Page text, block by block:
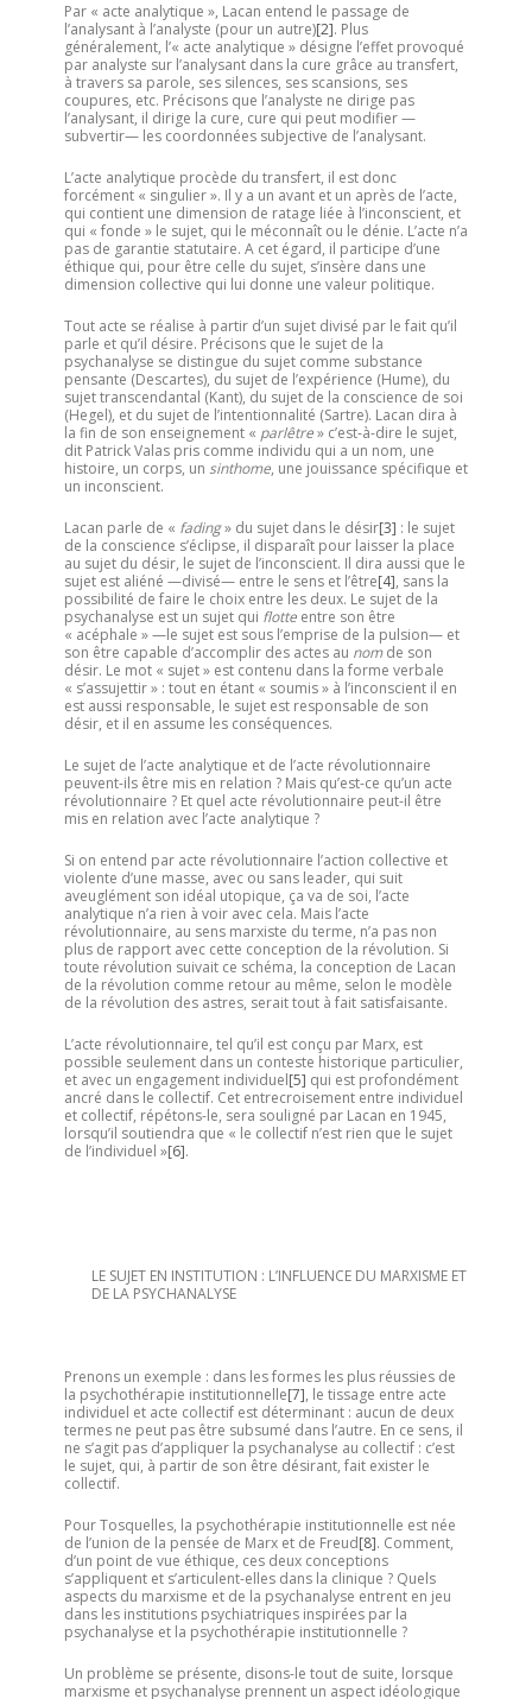
Par « acte analytique », Lacan entend le passage de
l’analysant à l’analyste (pour un autre)[2]. Plus
généralement, l’« acte analytique » désigne l’effet provoqué
par analyste sur l’analysant dans la cure grâce au transfert,
à travers sa parole, ses silences, ses scansions, ses
coupures, etc. Précisons que l’analyste ne dirige pas
l’analysant, il dirige la cure, cure qui peut modifier —
subvertir— les coordonnées subjective de l’analysant.
L’acte analytique procède du transfert, il est donc
forcément « singulier ». Il y a un avant et un après de l’acte,
qui contient une dimension de ratage liée à l’inconscient, et
qui « fonde » le sujet, qui le méconnaît ou le dénie. L’acte n’a
pas de garantie statutaire. A cet égard, il participe d’une
éthique qui, pour être celle du sujet, s’insère dans une
dimension collective qui lui donne une valeur politique.
Tout acte se réalise à partir d’un sujet divisé par le fait qu’il
parle et qu’il désire. Précisons que le sujet de la
psychanalyse se distingue du sujet comme substance
pensante (Descartes), du sujet de l’expérience (Hume), du
sujet transcendantal (Kant), du sujet de la conscience de soi
(Hegel), et du sujet de l’intentionnalité (Sartre). Lacan dira à
la fin de son enseignement « parlêtre» c’est-à-dire le sujet,
dit Patrick Valas pris comme individu qui a un nom, une
histoire, un corps, un sinthome, une jouissance spécifique et
un inconscient.
Lacan parle de « fading» du sujet dans le désir[3] : le sujet
de la conscience s’éclipse, il disparaît pour laisser la place
au sujet du désir, le sujet de l’inconscient. Il dira aussi que le
sujet est aliéné —divisé— entre le sens et l’être[4], sans la
possibilité de faire le choix entre les deux. Le sujet de la
psychanalyse est un sujet qui flotte entre son être
« acéphale » —le sujet est sous l’emprise de la pulsion— et
son être capable d’accomplir des actes au nomde son
désir. Le mot « sujet » est contenu dans la forme verbale
« s’assujettir » : tout en étant « soumis » à l’inconscient il en
est aussi responsable, le sujet est responsable de son
désir, et il en assume les conséquences.
Le sujet de l’acte analytique et de l’acte révolutionnaire
peuvent-ils être mis en relation ? Mais qu’est-ce qu’un acte
révolutionnaire ? Et quel acte révolutionnaire peut-il être
mis en relation avec l’acte analytique ?
Si on entend par acte révolutionnaire l’action collective et
violente d’une masse, avec ou sans leader, qui suit
aveuglément son idéal utopique, ça va de soi, l’acte
analytique n’a rien à voir avec cela. Mais l’acte
révolutionnaire, au sens marxiste du terme, n’a pas non
plus de rapport avec cette conception de la révolution. Si
toute révolution suivait ce schéma, la conception de Lacan
de la révolution comme retour au même, selon le modèle
de la révolution des astres, serait tout à fait satisfaisante.
L’acte révolutionnaire, tel qu’il est conçu par Marx, est
possible seulement dans un conteste historique particulier,
et avec un engagement individuel[5] qui est profondément
ancré dans le collectif. Cet entrecroisement entre individuel
et collectif, répétons-le, sera souligné par Lacan en 1945,
lorsqu’il soutiendra que « le collectif n’est rien que le sujet
de l’individuel »[6].
LE SUJET EN INSTITUTION : L’INFLUENCE DU MARXISME ET
DE LA PSYCHANALYSE
Prenons un exemple : dans les formes les plus réussies de
la psychothérapie institutionnelle[7], le tissage entre acte
individuel et acte collectif est déterminant : aucun de deux
termes ne peut pas être subsumé dans l’autre. En ce sens, il
ne s’agit pas d’appliquer la psychanalyse au collectif : c’est
le sujet, qui, à partir de son être désirant, fait exister le
collectif.
Pour Tosquelles, la psychothérapie institutionnelle est née
de l’union de la pensée de Marx et de Freud[8]. Comment,
d’un point de vue éthique, ces deux conceptions
s’appliquent et s’articulent-elles dans la clinique ? Quels
aspects du marxisme et de la psychanalyse entrent en jeu
dans les institutions psychiatriques inspirées par la
psychanalyse et la psychothérapie institutionnelle ?
Un problème se présente, disons-le tout de suite, lorsque
marxisme et psychanalyse prennent un aspect idéologique